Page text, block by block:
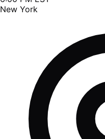
New York